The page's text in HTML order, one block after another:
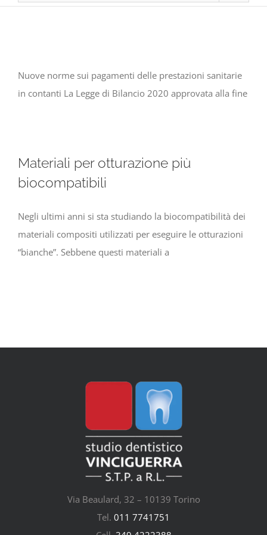
Nuove norme sui pagamenti delle prestazioni sanitarie
in contanti La Legge di Bilancio 2020 approvata alla fine
Materiali per otturazione più
biocompatibili
Negli ultimi anni si sta studiando la biocompatibilità dei
materiali compositi utilizzati per eseguire le otturazioni
“bianche”. Sebbene questi materiali a
Via Beaulard, 32 – 10139 Torino
Tel. 011 7741751